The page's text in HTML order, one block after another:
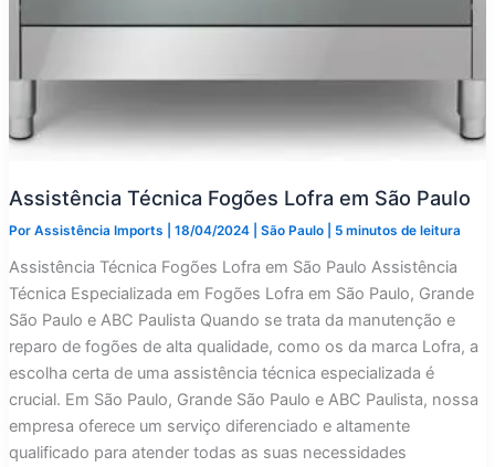
Assistência Técnica Fogões Lofra em São Paulo
Por Assistência Imports 18/04/2024 São Paulo| 5 minutos de leitura
Assistência Técnica Fogões Lofra em São Paulo Assistência
Técnica Especializada em Fogões Lofra em São Paulo, Grande
São Paulo e ABC Paulista Quando se trata da manutenção e
reparo de fogões de alta qualidade, como os da marca Lofra, a
escolha certa de uma assistência técnica especializada é
crucial. Em São Paulo, Grande São Paulo e ABC Paulista, nossa
empresa oferece um serviço diferenciado e altamente
qualificado para atender todas as suas necessidades